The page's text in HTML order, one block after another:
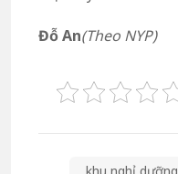
Đỗ An(Theo NYP)
khu nghỉ dưỡng